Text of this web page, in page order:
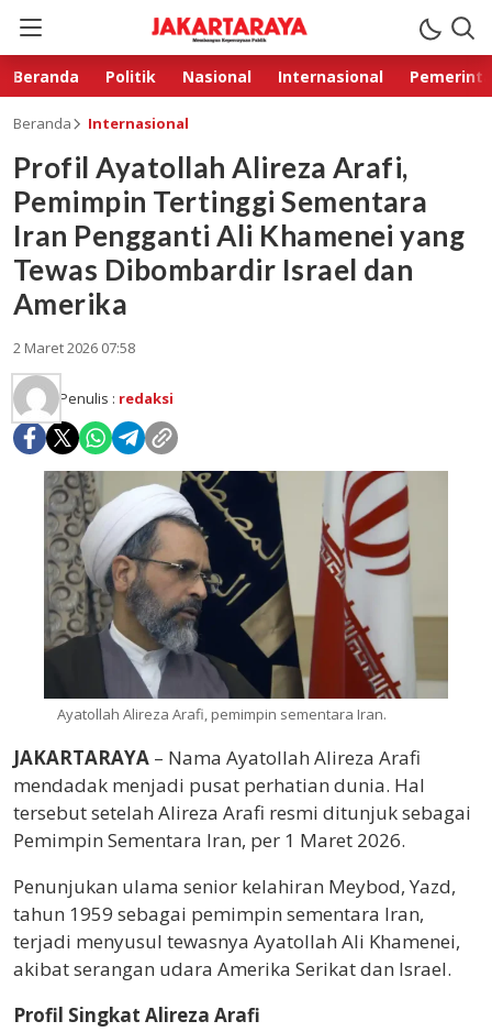
Beranda Politik Nasional Internasional
Beranda Internasional
Profil Ayatollah Alireza Arafi,
Pemimpin Tertinggi Sementara
Iran Pengganti Ali Khamenei yang
Tewas Dibombardir Israel dan
Amerika
2 Maret 2026 07:58
Penulis : redaksi
Ayatollah Alireza Arafi, pemimpin sementara Iran.
JAKARTARAYA – Nama Ayatollah Alireza Arafi
mendadak menjadi pusat perhatian dunia. Hal
tersebut setelah Alireza Arafi resmi ditunjuk sebagai
Pemimpin Sementara Iran, per 1 Maret 2026.
Penunjukan ulama senior kelahiran Meybod, Yazd,
tahun 1959 sebagai pemimpin sementara Iran,
terjadi menyusul tewasnya Ayatollah Ali Khamenei,
akibat serangan udara Amerika Serikat dan Israel.
Profil Singkat Alireza Arafi